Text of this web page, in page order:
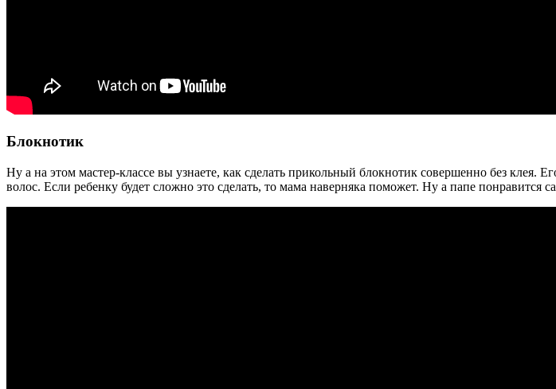
Блокнотик
Ну а на этом мастер-классе вы узнаете, как сделать прикольный блокнотик совершенно без клея.
волос. Если ребенку будет сложно это сделать, то мама наверняка поможет. Ну а папе понравится